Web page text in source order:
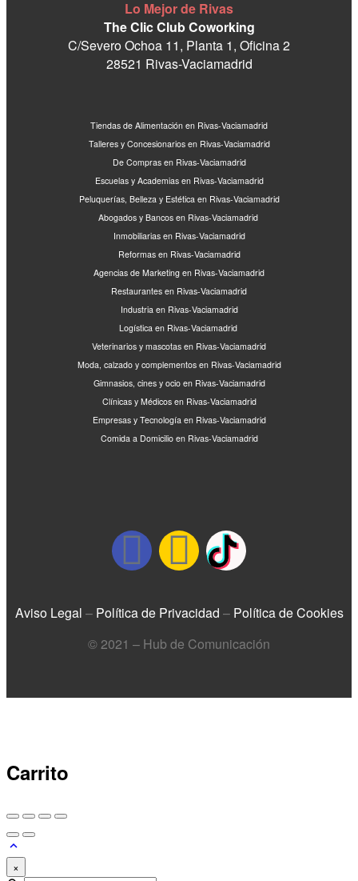
Lo Mejor de Rivas
The Clic Club Coworking
C/Severo Ochoa 11, Planta 1, Oficina 2
28521 Rivas-Vaciamadrid
Tiendas de Alimentación en Rivas-Vaciamadrid
Talleres y Concesionarios en Rivas-Vaciamadrid
De Compras en Rivas-Vaciamadrid
Escuelas y Academias en Rivas-Vaciamadrid
Peluquerías, Belleza y Estética en Rivas-Vaciamadrid
Abogados y Bancos en Rivas-Vaciamadrid
Inmobiliarias en Rivas-Vaciamadrid
Reformas en Rivas-Vaciamadrid
Agencias de Marketing en Rivas-Vaciamadrid
Restaurantes en Rivas-Vaciamadrid
Industria en Rivas-Vaciamadrid
Logística en Rivas-Vaciamadrid
Veterinarios y mascotas en Rivas-Vaciamadrid
Moda, calzado y complementos en Rivas-Vaciamadrid
Gimnasios, cines y ocio en Rivas-Vaciamadrid
Clínicas y Médicos en Rivas-Vaciamadrid
Empresas y Tecnología en Rivas-Vaciamadrid
Comida a Domicilio en Rivas-Vaciamadrid
Aviso Legal – Política de Privacidad – Política de Cookies
© 2021 – Hub de Comunicación
Carrito
×